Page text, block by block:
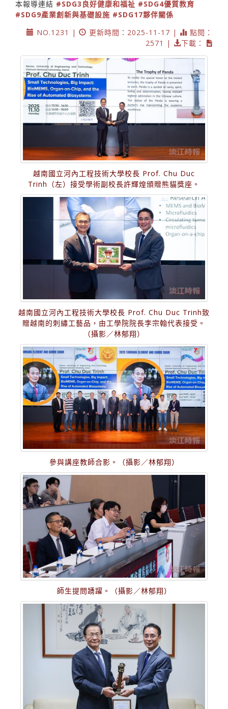
本報導連結 #SDG3良好健康和福祉 #SDG4優質教育
#SDG9產業創新與基礎設施 #SDG17夥伴關係
NO.1231 |
更新時間：2025-11-17 |
點閱：
2571 |
下載：
越南國立河內工程技術大學校長 Prof. Chu Duc
Trinh（左）接受學術副校長許輝煌頒贈熊貓獎座。
越南國立河內工程技術大學校長 Prof. Chu Duc Trinh致
贈越南的刺繡工藝品，由工學院院長李宗翰代表接受。
（攝影／林郁翔）
參與講座教師合影。（攝影／林郁翔）
師生提問踴躍。（攝影／林郁翔）